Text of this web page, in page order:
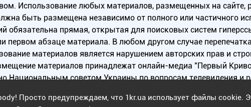
Использование любых материалов, размещенных на сайте,
быть размещена независимо от полного или частичного
обязательна прямая, открытая для поисковых систем
первом абзаце материала. В любом другом случае
материалов является нарушением авторских прав и
материалов принадлежат онлайн-медиа "Первый
Национальным советом Украины по вопросам телевидения и
Copyright © 2010 - 2026 Все права защищены
Просто предупреждаем, что 1kr.ua использует файлы cookie.